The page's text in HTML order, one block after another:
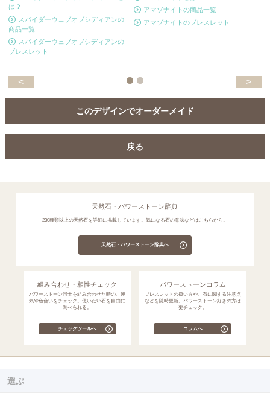
は？
スパイダーウェブオブシディアンの
商品一覧
スパイダーウェブオブシディアンの
ブレスレット
アマゾナイトの商品一覧
アマゾナイトのブレスレット
< >
このデザインでオーダーメイド
戻る
天然石・パワーストーン辞典
230種類以上の天然石を詳細に掲載しています。気になる石の意味などはこちらから。
天然石・パワーストーン辞典へ
組み合わせ・相性チェック
パワーストーン同士を組み合わせた時の、運
気や色合いをチェック。使いたい石を自由に
調べられる。
チェックツールへ
パワーストーンコラム
ブレスレットの扱い方や、石に関する注意点
などを随時更新。パワーストーン好きの方は
要チェック。
コラムへ
選ぶ